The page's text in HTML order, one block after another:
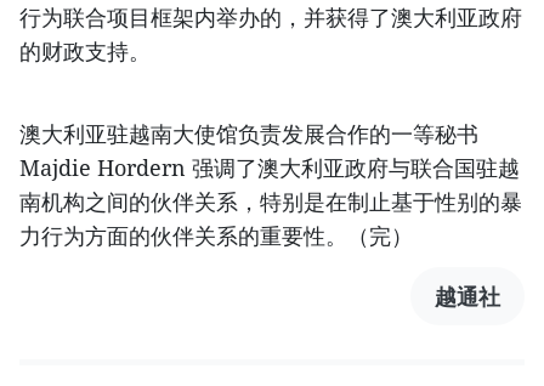
行为联合项目框架内举办的，并获得了澳大利亚政府
的财政支持。
澳大利亚驻越南大使馆负责发展合作的一等秘书
Majdie Hordern 强调了澳大利亚政府与联合国驻越
南机构之间的伙伴关系，特别是在制止基于性别的暴
力行为方面的伙伴关系的重要性。（完）
越通社